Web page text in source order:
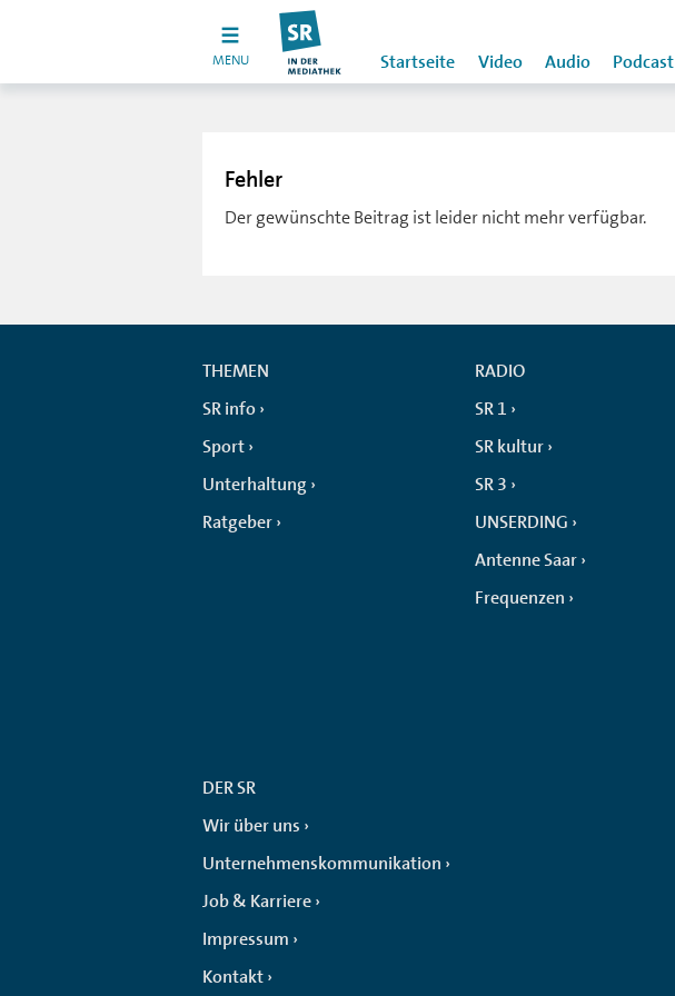
MENU Startseite Video Audio Podcast
Fehler
Der gewünschte Beitrag ist leider nicht mehr verfügbar.
THEMEN
SR info
Sport
Unterhaltung
Ratgeber
RADIO
SR 1
SR kultur
SR 3
UNSERDING
Antenne Saar
Frequenzen
DER SR
Wir über uns
Unternehmenskommunikation
Job & Karriere
Impressum
Kontakt